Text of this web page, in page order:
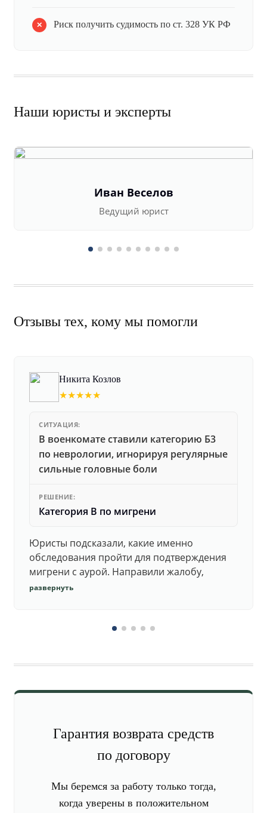
Риск получить судимость по ст. 328 УК РФ
Наши юристы и эксперты
Иван Веселов
Ведущий юрист
Отзывы тех, кому мы помогли
Никита Козлов
★★★★★
СИТУАЦИЯ:
В военкомате ставили категорию Б3
по неврологии, игнорируя регулярные
сильные головные боли
РЕШЕНИЕ:
Категория В по мигрени
Юристы подсказали, какие именно
обследования пройти для подтверждения
мигрени с аурой. Направили жалобу,
добились повторного осмотра и списания в
развернуть
Гарантия возврата средств
по договору
Мы беремся за работу только тогда,
когда уверены в положительном